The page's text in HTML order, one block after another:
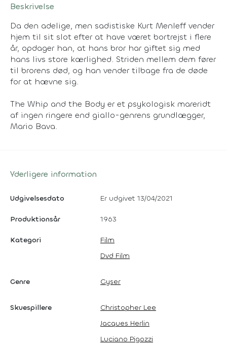
Beskrivelse
Da den adelige, men sadistiske Kurt Menleff vender
hjem til sit slot efter at have været bortrejst i flere
år, opdager han, at hans bror har giftet sig med
hans livs store kærlighed. Striden mellem dem fører
til brorens død, og han vender tilbage fra de døde
for at hævne sig.
The Whip and the Body er et psykologisk mareridt
af ingen ringere end giallo-genrens grundlægger,
Mario Bava.
Yderligere information
Udgivelsesdato Er udgivet 13/04/2021
Produktionsår 1963
Kategori
Film
Dvd Film
Genre Gyser
Skuespillere
Christopher Lee
Jacques Herlin
Luciano Pigozzi